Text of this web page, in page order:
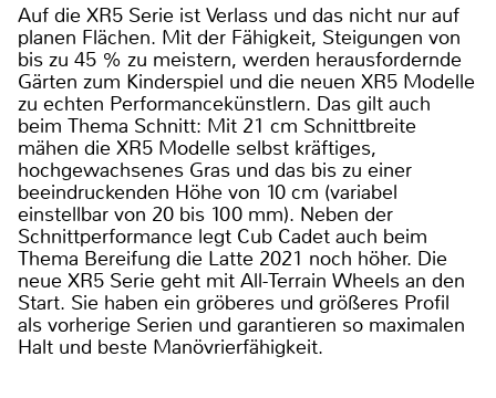
Auf die XR5 Serie ist Verlass und das nicht nur auf
planen Flächen. Mit der Fähigkeit, Steigungen von
bis zu 45 % zu meistern, werden herausfordernde
Gärten zum Kinderspiel und die neuen XR5 Modelle
zu echten Performancekünstlern. Das gilt auch
beim Thema Schnitt: Mit 21 cm Schnittbreite
mähen die XR5 Modelle selbst kräftiges,
hochgewachsenes Gras und das bis zu einer
beeindruckenden Höhe von 10 cm (variabel
einstellbar von 20 bis 100 mm). Neben der
Schnittperformance legt Cub Cadet auch beim
Thema Bereifung die Latte 2021 noch höher. Die
neue XR5 Serie geht mit All-Terrain Wheels an den
Start. Sie haben ein gröberes und größeres Profil
als vorherige Serien und garantieren so maximalen
Halt und beste Manövrierfähigkeit.